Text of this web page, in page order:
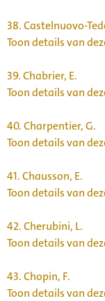
38.Castelnuovo-
Toon details van
39.Chabrier, E.
Toon details van
40.Charpentier, G.
Toon details van
41.Chausson, E.
Toon details van
42.Cherubini, L.
Toon details van
43.Chopin, F.
Toon details van